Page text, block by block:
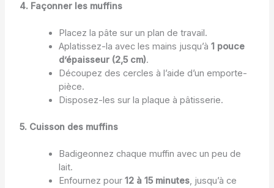
4. Façonner les muffins
Placez la pâte sur un plan de travail.
Aplatissez-la avec les mains jusqu’à 1 pouce
d’épaisseur (2,5 cm).
Découpez des cercles à l’aide d’un emporte-
pièce.
Disposez-les sur la plaque à pâtisserie.
5. Cuisson des muffins
Badigeonnez chaque muffin avec un peu de
lait.
Enfournez pour 12 à 15 minutes, jusqu’à ce